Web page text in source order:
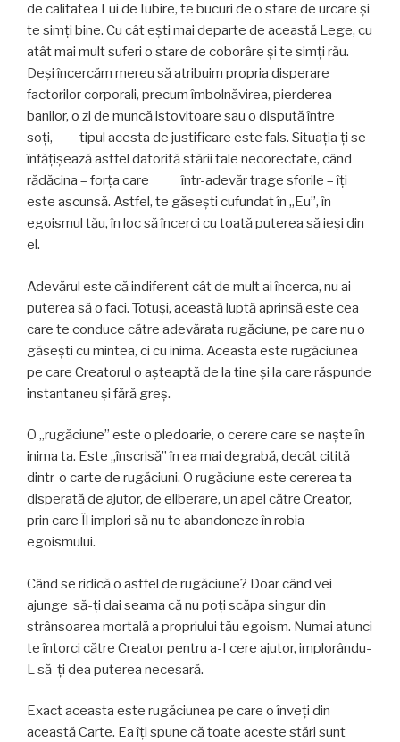
de calitatea Lui de Iubire, te bucuri de o stare de urcare și
te simţi bine. Cu cât eşti mai departe de această Lege, cu
atât mai mult suferi o stare de coborâre și te simţi rău.
Deși încercăm mereu să atribuim propria disperare
factorilor corporali, precum îmbolnăvirea, pierderea
banilor, o zi de muncă istovitoare sau o dispută între
soţi, tipul acesta de justificare este fals. Situația ţi se
înfăţişează astfel datorită stării tale necorectate, când
rădăcina – forța care într-adevăr trage sforile – îți
este ascunsă. Astfel, te găseşti cufundat în „Eu”, în
egoismul tău, în loc să încerci cu toată puterea să ieși din
el.
Adevărul este că indiferent cât de mult ai încerca, nu ai
puterea să o faci. Totuşi, această luptă aprinsă este cea
care te conduce către adevărata rugăciune, pe care nu o
găseşti cu mintea, ci cu inima. Aceasta este rugăciunea
pe care Creatorul o aşteaptă de la tine şi la care răspunde
instantaneu și fără greş.
O „rugăciune” este o pledoarie, o cerere care se naște în
inima ta. Este „înscrisă” în ea mai degrabă, decât citită
dintr-o carte de rugăciuni. O rugăciune este cererea ta
disperată de ajutor, de eliberare, un apel către Creator,
prin care Îl implori să nu te abandoneze în robia
egoismului.
Când se ridică o astfel de rugăciune? Doar când vei
ajunge să-ţi dai seama că nu poţi scăpa singur din
strânsoarea mortală a propriului tău egoism. Numai atunci
te întorci către Creator pentru a-I cere ajutor, implorându-
L să-ţi dea puterea necesară.
Exact aceasta este rugăciunea pe care o înveţi din
această Carte. Ea îți spune că toate aceste stări sunt